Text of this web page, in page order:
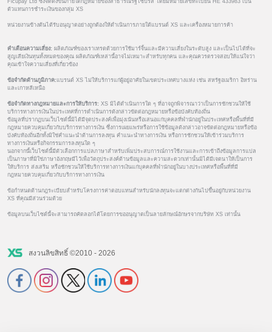
ตัวแทนการชำระเงินของกลุ่ม XS
หน่วยงานข้างต้นได้รับอนุญาตอย่างถูกต้องให้ดำเนินการภายใต้แบรนด์ XS และเครื่องหมายการค้า
คำเตือนความเสี่ยง: ผลิตภัณฑ์ของเราเทรดด้วยการใช้มาร์จิ้นและมีความเสี่ยงในระดับสูง และเป็นไปได้ที่จะ
สูญเสียเงินทุนทั้งหมดของคุณ ผลิตภัณฑ์เหล่านี้อาจไม่เหมาะสำหรับทุกคน และคุณควรตรวจสอบให้แน่ใจว่า
คุณเข้าใจความเสี่ยงที่เกี่ยวข้อง
ข้อจำกัดด้านภูมิภาค: แบรนด์ XS ไม่ให้บริการแก่ผู้อยู่อาศัยในเขตประเทศบางแห่ง เช่น สหรัฐอเมริกา อิหร่าน
และเกาหลีเหนือ
ข้อจำกัดทางกฎหมายและการให้บริการ: XS มิได้ดำเนินการใด ๆ ที่อาจถูกพิจารณาว่าเป็นการชักชวนให้ใช้
บริการทางการเงินในประเทศที่การดำเนินการดังกล่าวขัดต่อกฎหมายหรือข้อบังคับท้องถิ่น
ข้อมูลที่ปรากฏบนเว็บไซต์นี้มิได้มีจุดประสงค์เพื่อมุ่งเน้นหรือเสนอแก่บุคคลที่พำนักอยู่ในประเทศหรือพื้นที่ที่มี
กฎหมายควบคุมเกี่ยวกับบริการทางการเงิน ซึ่งการเผยแพร่หรือการใช้ข้อมูลดังกล่าวอาจขัดต่อกฎหมายหรือข้อ
บังคับท้องถิ่นอีกทั้งมิใช่คำแนะนำด้านการลงทุน คำแนะนำทางการเงิน หรือการชักชวนให้เข้าร่วมบริการ
ทางการเงินหรือกิจกรรมการลงทุนใด ๆ
นอกจากนี้เว็บไซต์นี้มีตัวเลือกการแปลภาษาสำหรับเพิ่มประสบการณ์การใช้งานและการเข้าถึงข้อมูลการแปล
เป็นภาษาที่มิใช่ภาษาอังกฤษมีไว้เพื่อวัตถุประสงค์ด้านข้อมูลและความสะดวกเท่านั้นมิได้มีเจตนาให้เป็นการ
ให้บริการ ส่งเสริม หรือชักชวนให้ใช้บริการทางการเงินแก่บุคคลที่พำนักอยู่ในบางประเทศหรือพื้นที่ที่มี
กฎหมายควบคุมเกี่ยวกับบริการทางการเงิน
ข้อกำหนดด้านกฎระเบียบสำหรับโครงการค่าตอบแทนสำหรับนักลงทุนจะแตกต่างกันไปขึ้นอยู่กับหน่วยงาน
XS ที่คุณมีส่วนร่วมด้วย
ข้อมูลบนเว็บไซต์นี้จะสามารถคัดลอกได้โดยการขออนุญาตเป็นลายลักษณ์อักษรจากบริษัท XS เท่านั้น
สงวนลิขสิทธิ์ ©2010 - 2026